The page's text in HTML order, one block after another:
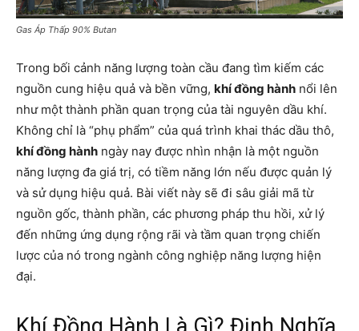
Gas Áp Thấp 90% Butan
Trong bối cảnh năng lượng toàn cầu đang tìm kiếm các
nguồn cung hiệu quả và bền vững, khí đồng hành nổi lên
như một thành phần quan trọng của tài nguyên dầu khí.
Không chỉ là “phụ phẩm” của quá trình khai thác dầu thô,
khí đồng hành ngày nay được nhìn nhận là một nguồn
năng lượng đa giá trị, có tiềm năng lớn nếu được quản lý
và sử dụng hiệu quả. Bài viết này sẽ đi sâu giải mã từ
nguồn gốc, thành phần, các phương pháp thu hồi, xử lý
đến những ứng dụng rộng rãi và tầm quan trọng chiến
lược của nó trong ngành công nghiệp năng lượng hiện
đại.